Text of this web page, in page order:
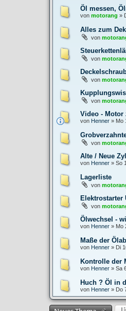
Öl messen,
von motorang »
Alles zum
von
von
von
von
Video - Motor
von Henner » Mo
von
Alte / Neue
von Henner » So
Lagerliste
von
Elektrostarter
von
Ölwechsel -
von Henner » Mo
Maße der
von Henner » Di
Kontrolle der
von Henner » Sa
Huch ? Öl in
von Henner » Do